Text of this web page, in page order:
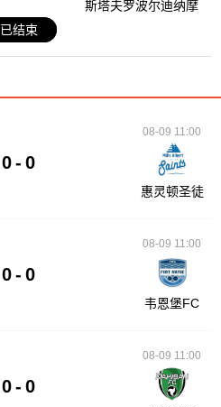
斯塔夫罗波尔迪纳摩
已结束
0 - 0
08-09 11:00
惠灵顿圣徒
0 - 0
08-09 11:00
韦恩堡FC
0 - 0
08-09 11:00